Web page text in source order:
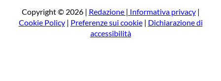
a
Copyright © 2026 | Redazione | Informativa privacy|
Cookie Policy| Preferenze sui cookie| Dichiarazione di
accessibilità